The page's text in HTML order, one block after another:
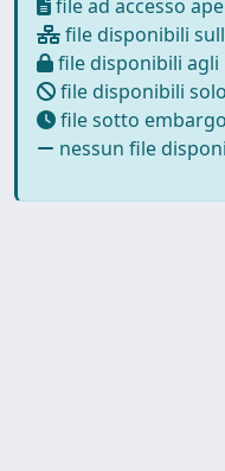
file ad accesso
file disponibili
file disponibili
file disponibili
file sotto embargo
nessun file